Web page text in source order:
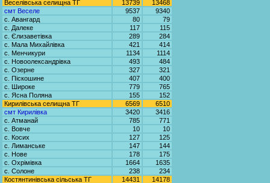
Веселівська селищна ТГ
13739
13468
смт Веселе
9537
9340
с. Авангард
80
79
с. Далеке
117
115
с. Єлизаветівка
289
284
с. Мала Михайлівка
421
414
с. Менчикури
1134
1114
с. Новоолександрівка
493
484
с. Озерне
327
321
с. Піскошине
407
400
с. Широке
779
765
с. Ясна Поляна
155
152
Кирилівська селищна ТГ
6569
6510
смт Кирилівка
3420
3416
с. Атманай
785
771
с. Вовче
10
10
с. Косих
127
125
с. Лиманське
147
144
с. Нове
178
175
с. Охрімівка
1664
1635
с. Солоне
238
234
Костянтинівська сільська ТГ
14431
14178